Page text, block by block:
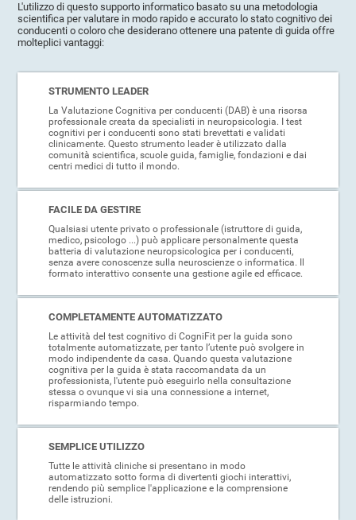
L'utilizzo di questo supporto informatico basato su una metodologia
scientifica per valutare in modo rapido e accurato lo stato cognitivo dei
conducenti o coloro che desiderano ottenere una patente di guida offre
molteplici vantaggi:
STRUMENTO LEADER
La Valutazione Cognitiva per conducenti (DAB) è una risorsa
professionale creata da specialisti in neuropsicologia. I test
cognitivi per i conducenti sono stati brevettati e validati
clinicamente. Questo strumento leader è utilizzato dalla
comunità scientifica, scuole guida, famiglie, fondazioni e dai
centri medici di tutto il mondo.
FACILE DA GESTIRE
Qualsiasi utente privato o professionale (istruttore di guida,
medico, psicologo ...) può applicare personalmente questa
batteria di valutazione neuropsicologica per i conducenti,
senza avere conoscenze sulla neuroscienze o informatica. Il
formato interattivo consente una gestione agile ed efficace.
COMPLETAMENTE AUTOMATIZZATO
Le attività del test cognitivo di CogniFit per la guida sono
totalmente automatizzate, per tanto l’utente può svolgere in
modo indipendente da casa. Quando questa valutazione
cognitiva per la guida è stata raccomandata da un
professionista, l'utente può eseguirlo nella consultazione
stessa o ovunque vi sia una connessione a internet,
risparmiando tempo.
SEMPLICE UTILIZZO
Tutte le attività cliniche si presentano in modo
automatizzato sotto forma di divertenti giochi interattivi,
rendendo più semplice l'applicazione e la comprensione
delle istruzioni.